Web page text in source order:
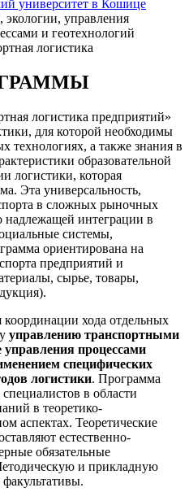
университет в Кошице
экологии, управления
и геотехнологий
логистика
логистика предприятий»
для которой необходимы
технологиях, а также знания в
образовательной
логистики, которая
Эта универсальность,
в сложных рыночных
надлежащей интеграции в
системы,
ориентирована на
предприятий и
сырье, товары,
хода отдельных
управлению транспортными
процессами
специфических
логистики. Программа
в области
в теоретико-
аспектах. Теоретические
естественно-
обязательные
и прикладную
факультативы.